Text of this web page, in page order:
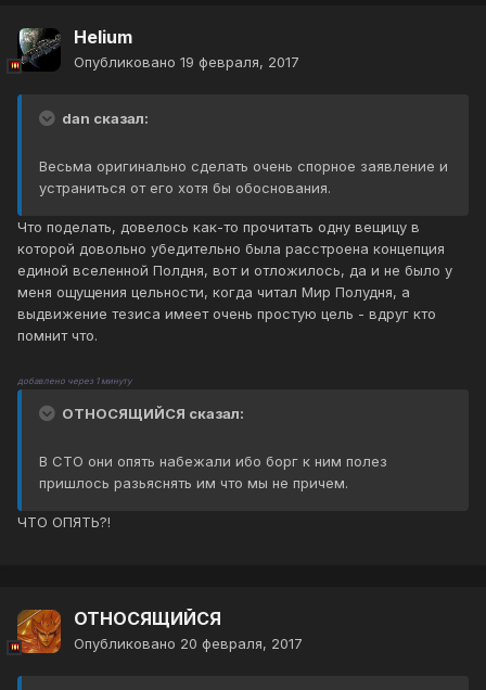
Helium
Опубликовано 19 февраля, 2017
dan сказал:
Весьма оригинально сделать очень спорное заявление и
устраниться от его хотя бы обоснования.
Что поделать, довелось как-то прочитать одну вещицу в
которой довольно убедительно была расстроена концепция
единой вселенной Полдня, вот и отложилось, да и не было у
меня ощущения цельности, когда читал Мир Полудня, а
выдвижение тезиса имеет очень простую цель - вдруг кто
помнит что.
добавлено через 1 минуту
ОТНОСЯЩИЙСЯ сказал:
В СТО они опять набежали ибо борг к ним полез
пришлось разьяснять им что мы не причем.
ЧТО ОПЯТЬ?!
ОТНОСЯЩИЙСЯ
Опубликовано 20 февраля, 2017